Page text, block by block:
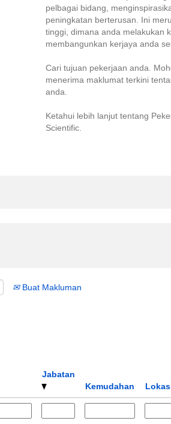
pelbagai bidang,
peningkatan berterusan. Ini
tinggi, dimana anda melakukan
membangunkan kerjaya anda
Cari tujuan pekerjaan anda.
menerima maklumat terkini
anda.
Ketahui lebih lanjut tentang
Scientific.
Buat Makluman
Jabatan
Kemudahan